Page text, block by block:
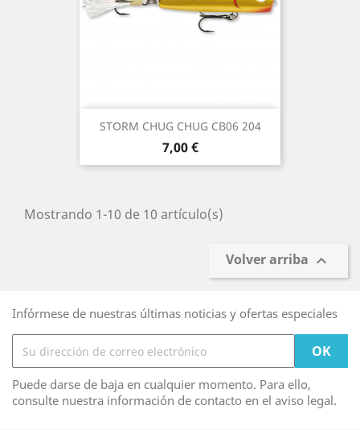
STORM CHUG CHUG CB06 204
Precio
7,00 €
Mostrando 1-10 de 10 artículo(s)
Volver arriba 
Infórmese de nuestras últimas noticias y ofertas especiales
Puede darse de baja en cualquier momento. Para ello,
consulte nuestra información de contacto en el aviso legal.